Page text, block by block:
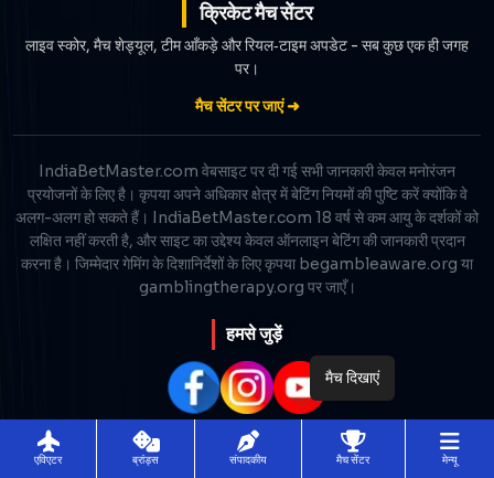
एविएटर ब्रांड्स संपादकीय मैच सेंटर मेन्यू
क्रिकेट मैच सेंटर
लाइव स्कोर, मैच शेड्यूल, टीम आँकड़े और रियल‑टाइम अपडेट - सब कुछ एक ही जगह
पर।
मैच सेंटर पर जाएं ➜
IndiaBetMaster.com वेबसाइट पर दी गई सभी जानकारी केवल मनोरंजन
प्रयोजनों के लिए है। कृपया अपने अधिकार क्षेत्र में बेटिंग नियमों की पुष्टि करें क्योंकि वे
अलग-अलग हो सकते हैं। IndiaBetMaster.com 18 वर्ष से कम आयु के दर्शकों को
लक्षित नहीं करती है, और साइट का उद्देश्य केवल ऑनलाइन बेटिंग की जानकारी प्रदान
करना है। जिम्मेदार गेमिंग के दिशानिर्देशों के लिए कृपया begambleaware.org या
gamblingtherapy.org पर जाएँ।
हमसे जुड़ें
मैच दिखाएं